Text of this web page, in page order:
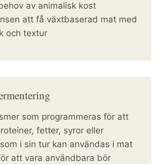
som programmeras för att
fetter, syror eller
i sin tur kan användas i mat
att vara användbara bör
av animalisk kost
att få växtbaserad mat med
och textur